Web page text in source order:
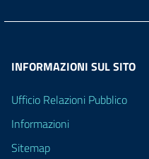
INFORMAZIONI SUL SITO
Ufficio Relazioni Pubblico
Informazioni
Sitemap